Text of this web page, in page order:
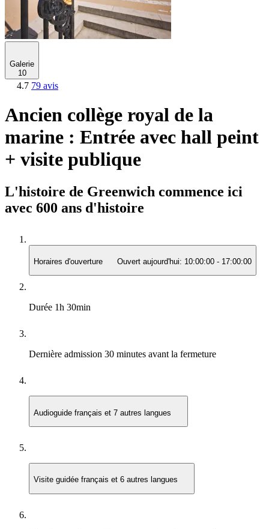
Galerie
10
4.7 79 avis
Ancien collège royal de la
marine : Entrée avec hall peint
+ visite publique
L'histoire de Greenwich commence ici
avec 600 ans d'histoire
Horaires d'ouverture Ouvert aujourd'hui: 10:00:00 - 17:00:00
Durée 1h 30min
Dernière admission 30 minutes avant la fermeture
Audioguide français et 7 autres langues
Visite guidée français et 6 autres langues